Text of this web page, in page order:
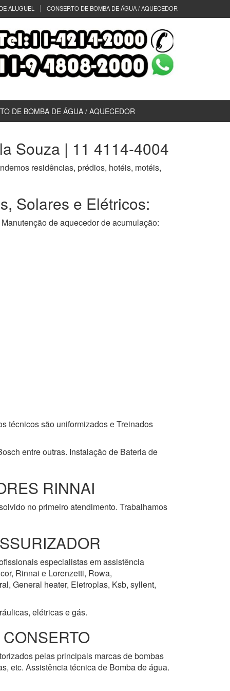
ALUGUEL CONSERTO DE BOMBA DE ÁGUA / AQUECEDOR
DE BOMBA DE ÁGUA / AQUECEDOR
Souza | 11 4114-4004
residências, prédios, hotéis, motéis,
Solares e Elétricos:
de aquecedor de acumulação:
técnicos são uniformizados e Treinados
entre outras. Instalação de Bateria de
RINNAI
no primeiro atendimento. Trabalhamos
especialistas em assistência
Rinnai e Lorenzetti, Rowa,
General heater, Eletroplas, Ksb, syllent,
elétricas e gás.
pelas principais marcas de bombas
etc. Assistência técnica de Bomba de água.